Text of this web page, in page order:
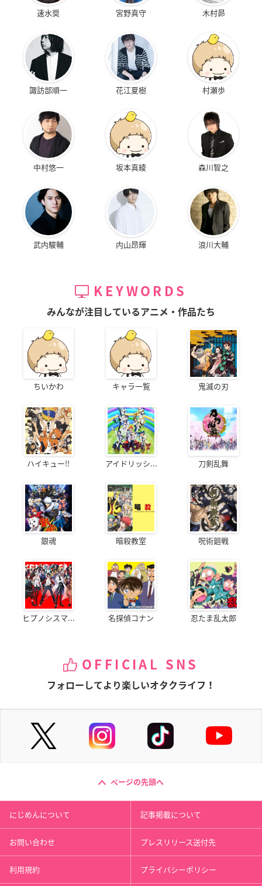
速水奨 宮野真守 木村昴
諏訪部順一 花江夏樹 村瀬歩
中村悠一 坂本真綾 森川智之
武内駿輔 内山昂輝 浪川大輔
KEYWORDS
みんなが注目しているアニメ・作品たち
ちいかわ キャラ一覧 鬼滅の刃
ハイキュー!! アイドリッシ... 刀剣乱舞
銀魂 暗殺教室 呪術廻戦
ヒプノシスマ... 名探偵コナン 忍たま乱太郎
OFFICIAL SNS
フォローしてより楽しいオタクライフ！
ページの先頭へ
にじめんについて 記事掲載について
お問い合わせ プレスリリース送付先
利用規約 プライバシーポリシー